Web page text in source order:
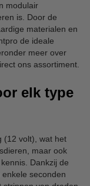
modulair
is. Door de
materialen en
de ideale
meer over
ons assortiment.
elk type
(12 volt), wat het
maar ook
Dankzij de
seconden